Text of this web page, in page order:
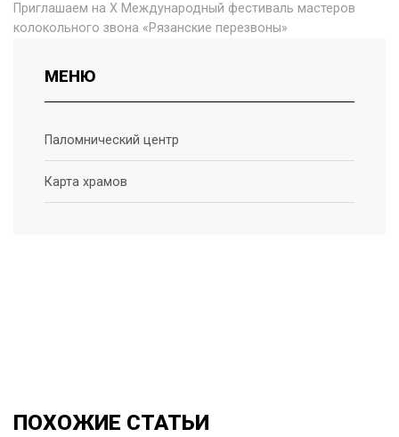
Приглашаем на Х Международный фестиваль мастеров
колокольного звона «Рязанские перезвоны»
МЕНЮ
Паломнический центр
Карта храмов
ПОХОЖИЕ СТАТЬИ